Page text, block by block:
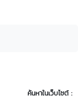
ค้นหาในเว็บไซต์ :